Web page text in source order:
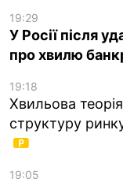
19:29
У Росії після
про хвилю
19:18
Хвильова
структуру
19:05